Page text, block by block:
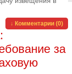
↓ Комментарии (0)
за